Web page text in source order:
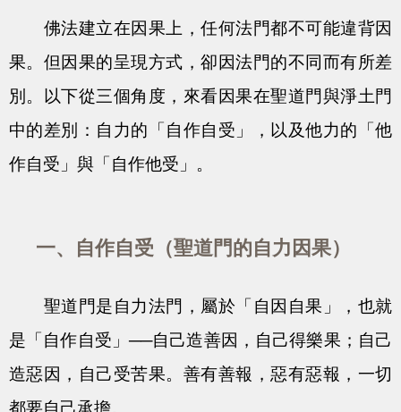
佛法建立在因果上，任何法門都不可能違背因
果。但因果的呈現方式，卻因法門的不同而有所差
別。以下從三個角度，來看因果在聖道門與淨土門
中的差別：自力的「自作自受」，以及他力的「他
作自受」與「自作他受」。
一、自作自受（聖道門的自力因果）
聖道門是自力法門，屬於「自因自果」，也就
是「自作自受」──自己造善因，自己得樂果；自己
造惡因，自己受苦果。善有善報，惡有惡報，一切
都要自己承擔。